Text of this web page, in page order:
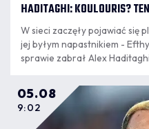
HADITAGHI: KOULOURIS?
W sieci zaczęły pojawiać się
jej byłym napastnikiem -
sprawie zabrał Alex
05.08
9:02